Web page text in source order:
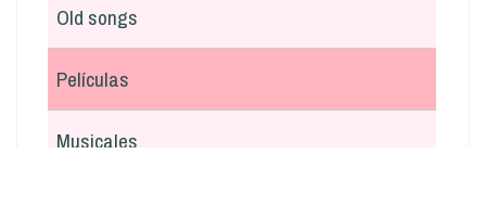
Old songs
Películas
Musicales